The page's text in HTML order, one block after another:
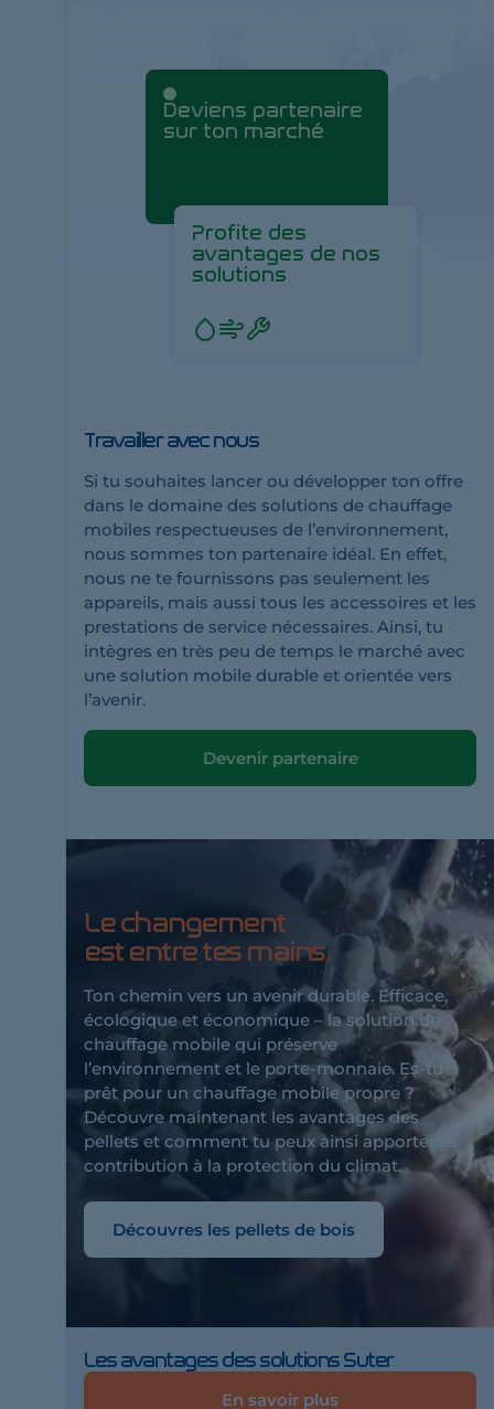
Travailler avec nous
Si tu souhaites lancer ou développer ton offre
dans le domaine des solutions de chauffage
mobiles respectueuses de l’environnement,
nous sommes ton partenaire idéal. En effet,
nous ne te fournissons pas seulement les
appareils, mais aussi tous les accessoires et les
prestations de service nécessaires. Ainsi, tu
intègres en très peu de temps le marché avec
une solution mobile durable et orientée vers
l’avenir.
Devenir partenaire
Deviens partenaire
sur ton marché
Profite des
avantages de nos
solutions
Le changement
est entre tes mains.
Ton chemin vers un avenir durable. Efficace,
écologique et économique – la solution de
chauffage mobile qui préserve
l’environnement et le porte-monnaie. Es-tu
prêt pour un chauffage mobile propre ?
Découvre maintenant les avantages des
pellets et comment tu peux ainsi apporter ta
contribution à la protection du climat.
Découvres les pellets de bois
Les avantages des solutions Suter
En savoir plus